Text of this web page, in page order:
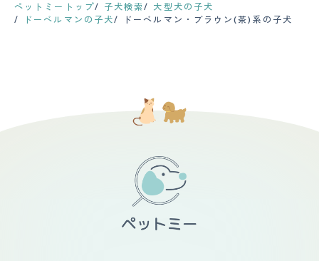
ペットミートップ 子犬検索
大型犬の子犬
ドーベルマンの子犬
ドーベルマン・ブラウン(茶)系の子犬